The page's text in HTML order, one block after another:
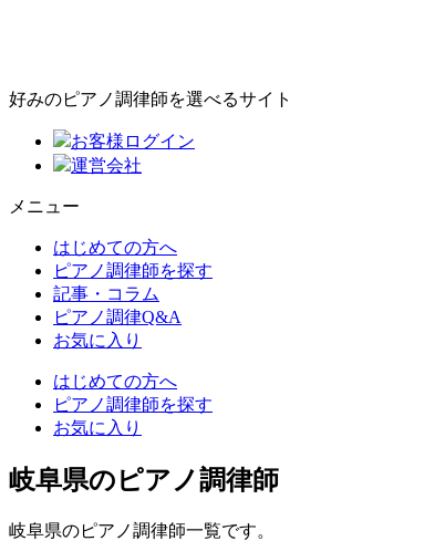
好みのピアノ調律師を選べるサイト
お客様ログイン
運営会社
メニュー
はじめての方へ
ピアノ調律師を探す
記事・コラム
ピアノ調律Q&A
お気に入り
はじめての方へ
ピアノ調律師を探す
お気に入り
岐阜県のピアノ調律師
岐阜県のピアノ調律師一覧です。